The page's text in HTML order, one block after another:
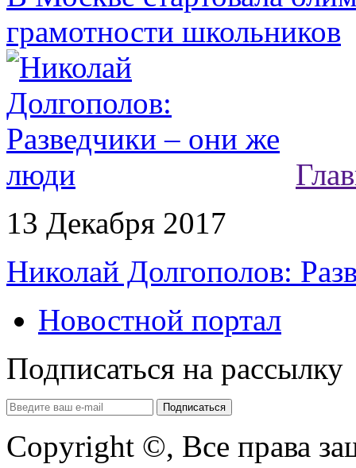
грамотности школьников
13 Декабря 2017
Николай Долгополов:
Новостной портал
Подписаться на рассылку
Copyright ©, Все права